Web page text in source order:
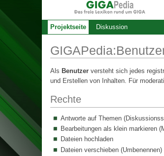
Als Benutzer versteht sich jedes
und Erstellen von Inhalten. Für
Rechte
Antworte auf Themen
Bearbeitungen als klein markieren
Dateien hochladen
Dateien verschieben (Umbenennen)
Projektseite Diskussion